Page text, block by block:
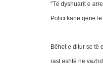
“Të dyshuarit e
Polici kanë qenë të
Bëhet e ditur se të
rast është në